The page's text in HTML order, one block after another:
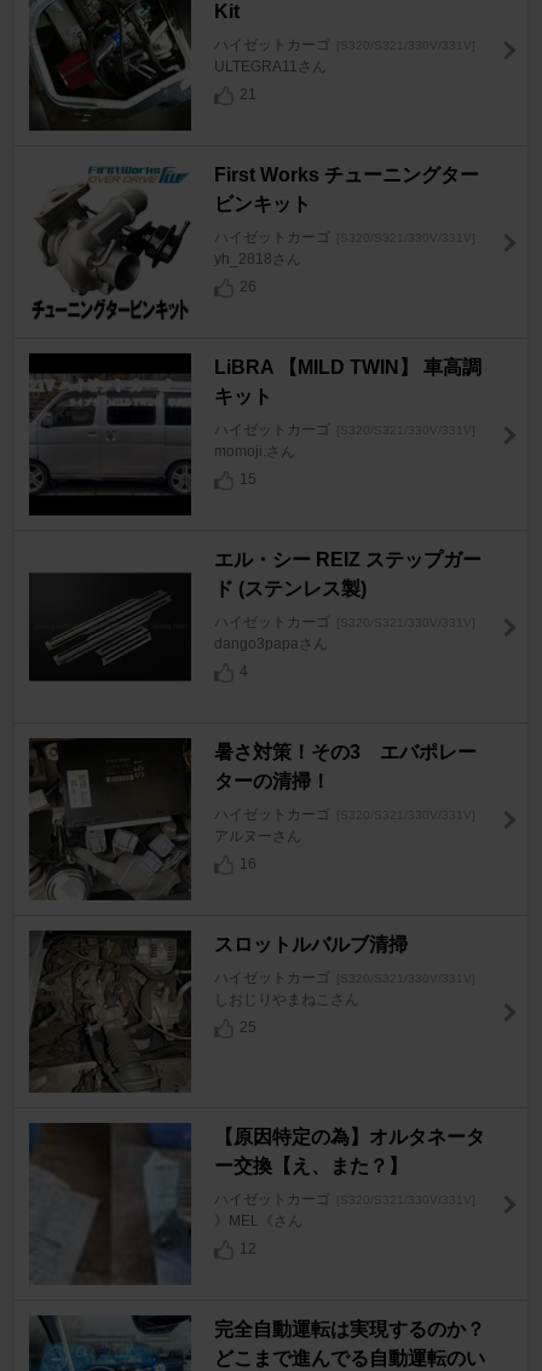
Kit
ハイゼットカーゴ [S320/S321/330V/331V]
ULTEGRA11さん
21
First Works チューニングター
ビンキット
ハイゼットカーゴ [S320/S321/330V/331V]
yh_2818さん
26
LiBRA 【MILD TWIN】 車高調
キット
ハイゼットカーゴ [S320/S321/330V/331V]
momoji.さん
15
エル・シー REIZ ステップガー
ド (ステンレス製)
ハイゼットカーゴ [S320/S321/330V/331V]
dango3papaさん
4
暑さ対策！その3 エバポレー
ターの清掃！
ハイゼットカーゴ [S320/S321/330V/331V]
アルヌーさん
16
スロットルバルブ清掃
ハイゼットカーゴ [S320/S321/330V/331V]
しおじりやまねこさん
25
【原因特定の為】オルタネータ
ー交換【え、また？】
ハイゼットカーゴ [S320/S321/330V/331V]
》MEL《さん
12
完全自動運転は実現するのか？
どこまで進んでる自動運転のい